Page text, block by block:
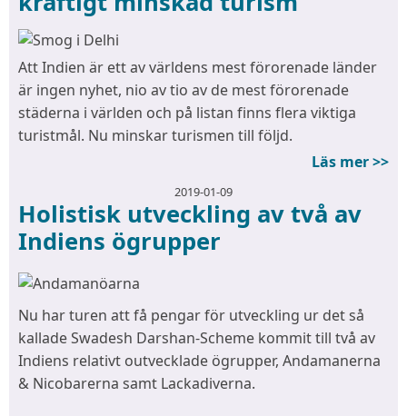
Att Indien är ett av världens mest förorenade länder
är ingen nyhet, nio av tio av de mest förorenade
städerna i världen och på listan finns flera viktiga
turistmål. Nu minskar turismen till följd.
Läs mer >>
2019-01-09
Holistisk utveckling av två av
Indiens ögrupper
Nu har turen att få pengar för utveckling ur det så
kallade Swadesh Darshan-Scheme kommit till två av
Indiens relativt outvecklade ögrupper, Andamanerna
& Nicobarerna samt Lackadiverna.